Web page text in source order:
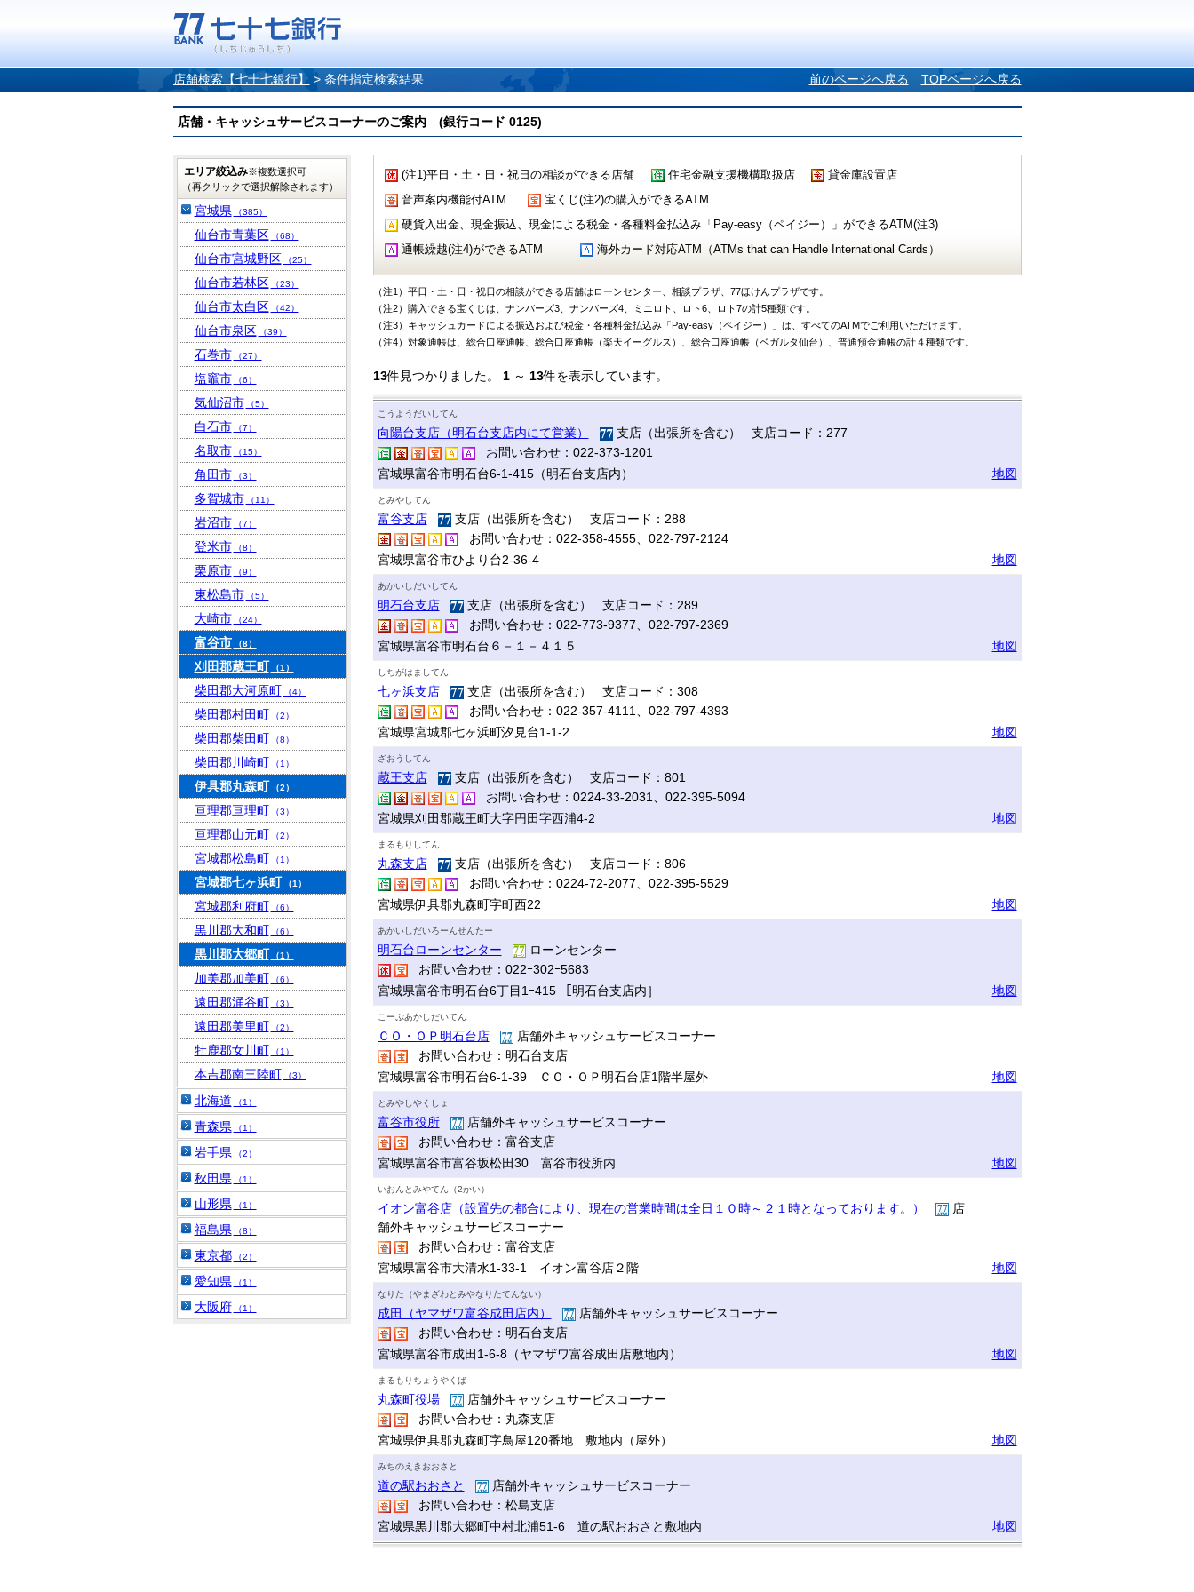
店舗検索【七十七銀行】 > 条件指定検索結果 前のページへ戻る TOPページへ戻る
店舗・キャッシュサービスコーナーのご案内 (銀行コード 0125)
(注1)平日・土・日・祝日の相談ができる店舗 住宅金融支援機構取扱店
貸金庫設置店
音声案内機能付ATM
宝くじ(注2)の購入ができるATM
硬貨入出金、現金振込、現金による税金・各種料金払込み「Pay-easy（ペイジー）」ができるATM(注3)
通帳繰越(注4)ができるATM
海外カード対応ATM（ATMs that can Handle International Cards）
（注1）平日・土・日・祝日の相談ができる店舗はローンセンター、相談プラザ、77ほけんプラザです。
（注2）購入できる宝くじは、ナンバーズ3、ナンバーズ4、ミニロト、ロト6、ロト7の計5種類です。
（注3）キャッシュカードによる振込および税金・各種料金払込み「Pay-easy（ペイジー）」は、すべてのATMでご利用いただけます。
（注4）対象通帳は、総合口座通帳、総合口座通帳（楽天イーグルス）、総合口座通帳（ベガルタ仙台）、普通預金通帳の計４種類です。
13件見つかりました。 1～ 13件を表示しています。
こうようだいしてん
向陽台支店（明石台支店内にて営業）
支店（出張所を含む） 支店コード：277
お問い合わせ：022-373-1201
宮城県富谷市明石台6-1-415（明石台支店内）
地図
とみやしてん
富谷支店
支店（出張所を含む） 支店コード：288
お問い合わせ：022-358-4555、022-797-2124
宮城県富谷市ひより台2-36-4
地図
あかいしだいしてん
明石台支店
支店（出張所を含む） 支店コード：289
お問い合わせ：022-773-9377、022-797-2369
宮城県富谷市明石台６－１－４１５
地図
しちがはましてん
七ヶ浜支店
支店（出張所を含む） 支店コード：308
お問い合わせ：022-357-4111、022-797-4393
宮城県宮城郡七ヶ浜町汐見台1-1-2
地図
ざおうしてん
蔵王支店
支店（出張所を含む） 支店コード：801
お問い合わせ：0224-33-2031、022-395-5094
宮城県刈田郡蔵王町大字円田字西浦4-2
地図
まるもりしてん
丸森支店
支店（出張所を含む） 支店コード：806
お問い合わせ：0224-72-2077、022-395-5529
宮城県伊具郡丸森町字町西22
地図
あかいしだいろーんせんたー
明石台ローンセンター
ローンセンター
お問い合わせ：022ｰ302ｰ5683
宮城県富谷市明石台6丁目1ｰ415 ［明石台支店内］
地図
こーぷあかしだいてん
ＣＯ・ＯＰ明石台店
店舗外キャッシュサービスコーナー
お問い合わせ：明石台支店
宮城県富谷市明石台6-1-39 ＣＯ・ＯＰ明石台店1階半屋外
地図
とみやしやくしょ
富谷市役所
店舗外キャッシュサービスコーナー
お問い合わせ：富谷支店
宮城県富谷市富谷坂松田30 富谷市役所内
地図
いおんとみやてん（2かい）
イオン富谷店（設置先の都合により、現在の営業時間は全日１０時～２１時となっております。）
店
舗外キャッシュサービスコーナー
お問い合わせ：富谷支店
宮城県富谷市大清水1-33-1 イオン富谷店２階
地図
なりた（やまざわとみやなりたてんない）
成田（ヤマザワ富谷成田店内）
店舗外キャッシュサービスコーナー
お問い合わせ：明石台支店
宮城県富谷市成田1-6-8（ヤマザワ富谷成田店敷地内）
地図
まるもりちょうやくば
丸森町役場
店舗外キャッシュサービスコーナー
お問い合わせ：丸森支店
宮城県伊具郡丸森町字鳥屋120番地 敷地内（屋外）
地図
みちのえきおおさと
道の駅おおさと
店舗外キャッシュサービスコーナー
お問い合わせ：松島支店
宮城県黒川郡大郷町中村北浦51-6 道の駅おおさと敷地内
地図
エリア絞込み※複数選択可
（再クリックで選択解除されます）
宮城県 （385）
仙台市青葉区 （68）
仙台市宮城野区 （25）
仙台市若林区 （23）
仙台市太白区 （42）
仙台市泉区 （39）
石巻市 （27）
塩竈市 （6）
気仙沼市 （5）
白石市 （7）
名取市 （15）
角田市 （3）
多賀城市 （11）
岩沼市 （7）
登米市 （8）
栗原市 （9）
東松島市 （5）
大崎市 （24）
富谷市 （8）
刈田郡蔵王町 （1）
柴田郡大河原町 （4）
柴田郡村田町 （2）
柴田郡柴田町 （8）
柴田郡川崎町 （1）
伊具郡丸森町 （2）
亘理郡亘理町 （3）
亘理郡山元町 （2）
宮城郡松島町 （1）
宮城郡七ヶ浜町 （1）
宮城郡利府町 （6）
黒川郡大和町 （6）
黒川郡大郷町 （1）
加美郡加美町 （6）
遠田郡涌谷町 （3）
遠田郡美里町 （2）
牡鹿郡女川町 （1）
本吉郡南三陸町 （3）
北海道 （1）
青森県 （1）
岩手県 （2）
秋田県 （1）
山形県 （1）
福島県 （8）
東京都 （2）
愛知県 （1）
大阪府 （1）